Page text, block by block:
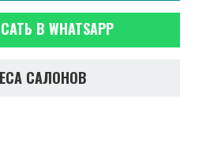
В WHATSAPP
САЛОНОВ